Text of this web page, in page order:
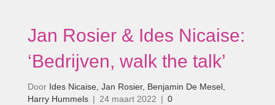
Jan Rosier & Ides Nicaise:
‘Bedrijven, walk the talk’
Door Ides Nicaise, Jan Rosier, Benjamin De Mesel,
Harry Hummels | 24 maart 2022 | 0